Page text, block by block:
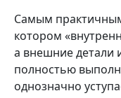
Самым
котором
а внешние детали
полностью
однозначно